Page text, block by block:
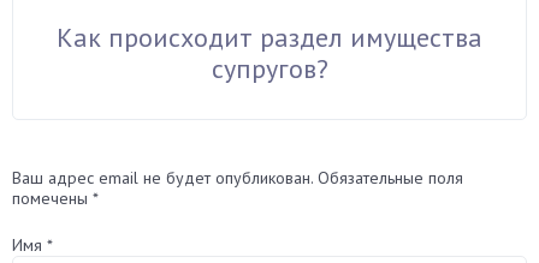
Как происходит раздел имущества
супругов?
Ваш адрес email не будет опубликован. Обязательные поля
помечены *
Имя *